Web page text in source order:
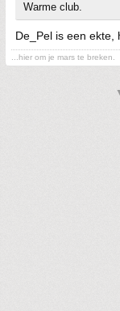
Warme club.
De_Pel is een ekte,
...hier om je mars te breken.